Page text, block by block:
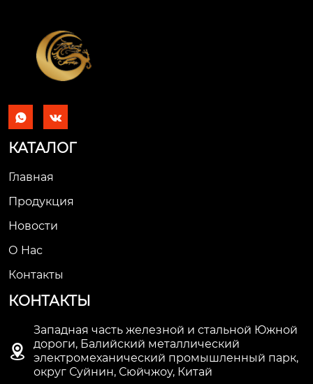
 
КАТАЛОГ
Главная
Продукция
Новости
О Hас
Контакты
КОНТАКТЫ

Западная часть железной и стальной Южной
дороги, Балийский металлический
электромеханический промышленный парк,
округ Суйнин, Сюйчжоу, Китай